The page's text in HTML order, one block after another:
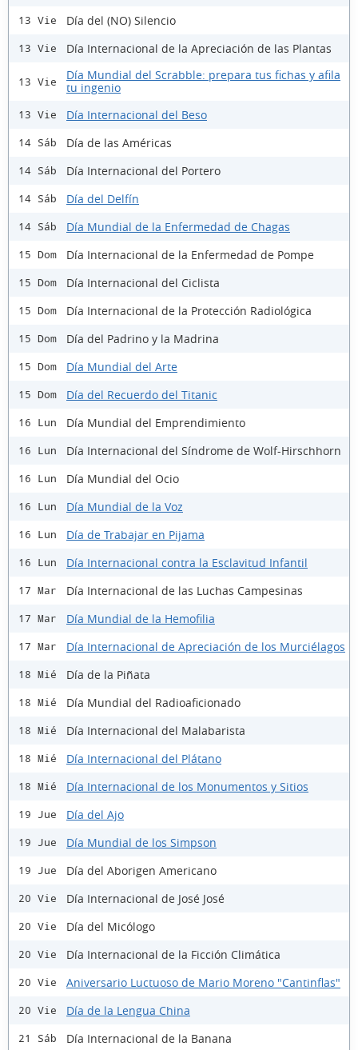
13 Vie Día del (NO) Silencio
13 Vie Día Internacional de la Apreciación de las Plantas
13 Vie
Día Mundial del Scrabble: prepara tus fichas y afila
tu ingenio
13 Vie Día Internacional del Beso
14 Sáb Día de las Américas
14 Sáb Día Internacional del Portero
14 Sáb Día del Delfín
14 Sáb Día Mundial de la Enfermedad de Chagas
15 Dom Día Internacional de la Enfermedad de Pompe
15 Dom Día Internacional del Ciclista
15 Dom Día Internacional de la Protección Radiológica
15 Dom Día del Padrino y la Madrina
15 Dom Día Mundial del Arte
15 Dom Día del Recuerdo del Titanic
16 Lun Día Mundial del Emprendimiento
16 Lun Día Internacional del Síndrome de Wolf-Hirschhorn
16 Lun Día Mundial del Ocio
16 Lun Día Mundial de la Voz
16 Lun Día de Trabajar en Pijama
16 Lun Día Internacional contra la Esclavitud Infantil
17 Mar Día Internacional de las Luchas Campesinas
17 Mar Día Mundial de la Hemofilia
17 Mar Día Internacional de Apreciación de los Murciélagos
18 Mié Día de la Piñata
18 Mié Día Mundial del Radioaficionado
18 Mié Día Internacional del Malabarista
18 Mié Día Internacional del Plátano
18 Mié Día Internacional de los Monumentos y Sitios
19 Jue Día del Ajo
19 Jue Día Mundial de los Simpson
19 Jue Día del Aborigen Americano
20 Vie Día Internacional de José José
20 Vie Día del Micólogo
20 Vie Día Internacional de la Ficción Climática
20 Vie Aniversario Luctuoso de Mario Moreno "Cantinflas"
20 Vie Día de la Lengua China
21 Sáb Día Internacional de la Banana